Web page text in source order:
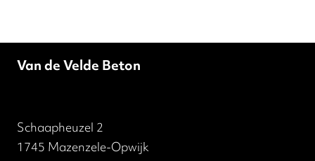
Van de Velde Beton
Schaapheuzel 2
1745 Mazenzele-Opwijk